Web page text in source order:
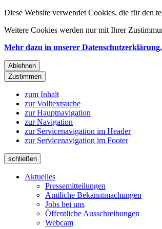
Diese Website verwendet Cookies, die für den
Weitere Cookies werden nur mit Ihrer
Mehr dazu in unserer Datenschutzerklärung.
Ablehnen
Zustimmen
zum Inhalt
zur Volltextsuche
zur Hauptnavigation
zur Navigation
zur Servicenavigation im Header
zur Servicenavigation im Footer
schließen
Aktuelles
Pressemitteilungen
Amtliche Bekanntmachungen
Jobs bei uns
Öffentliche Ausschreibungen
Webcam